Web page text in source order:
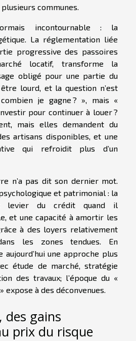
communes.
incontournable : la
La réglementation liée
progressive des passoires
locatif, transforme la
obligé pour une partie du
lourd, et la question n’est
je gagne ? », mais «
pour continuer à louer ?
mais elles demandent du
artisans disponibles, et une
qui refroidit plus d’un
n’a pas dit son dernier mot.
et patrimonial : la
levier du crédit quand il
et une capacité à amortir les
à des loyers relativement
les zones tendues. En
aujourd’hui une approche plus
étude de marché, stratégie
des travaux; l’époque du «
expose à des déconvenues.
des gains
prix du risque